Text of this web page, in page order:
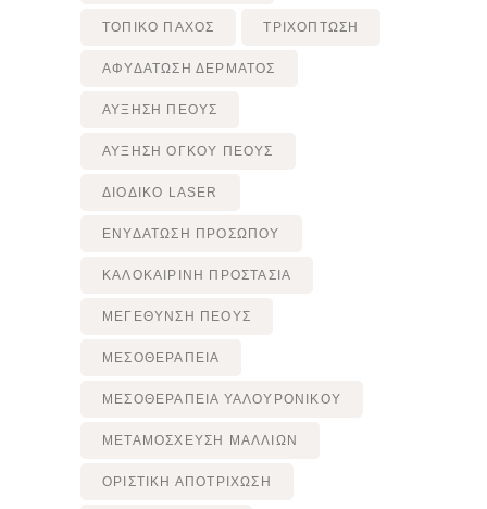
ΤΟΠΙΚΌ ΠΆΧΟΣ ΤΡΙΧΌΠΤΩΣΗ
ΑΦΥΔΑΤΩΣΗ ΔΕΡΜΑΤΟΣ
ΑΎΞΗΣΗ ΠΈΟΥΣ
ΑΎΞΗΣΗ ΌΓΚΟΥ ΠΈΟΥΣ
ΔΙΟΔΙΚΟ LASER
ΕΝΥΔΑΤΩΣΗ ΠΡΟΣΩΠΟΥ
ΚΑΛΟΚΑΙΡΙΝΗ ΠΡΟΣΤΑΣΙΑ
ΜΕΓΈΘΥΝΣΗ ΠΈΟΥΣ
ΜΕΣΟΘΕΡΑΠΕΙΑ
ΜΕΣΟΘΕΡΑΠΕΙΑ ΥΑΛΟΥΡΟΝΙΚΟΥ
ΜΕΤΑΜΟΣΧΕΥΣΗ ΜΑΛΛΙΩΝ
ΟΡΙΣΤΙΚΗ ΑΠΟΤΡΙΧΩΣΗ